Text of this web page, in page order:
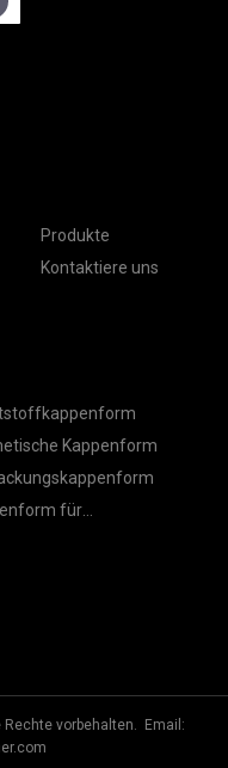
Produkte
Kontaktiere uns
Kappenform
für
vorbehalten. Email: